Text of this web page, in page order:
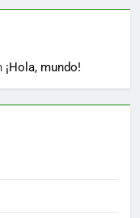
¡Hola, mundo!